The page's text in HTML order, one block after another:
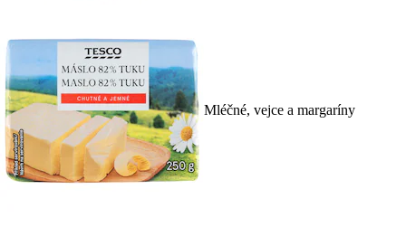
Mléčné, vejce a margaríny